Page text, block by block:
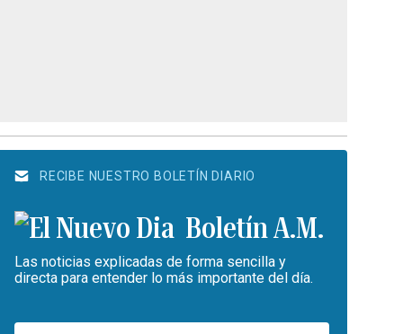
RECIBE NUESTRO BOLETÍN DIARIO
Boletín A.M.
Las noticias explicadas de forma sencilla y
directa para entender lo más importante del día.